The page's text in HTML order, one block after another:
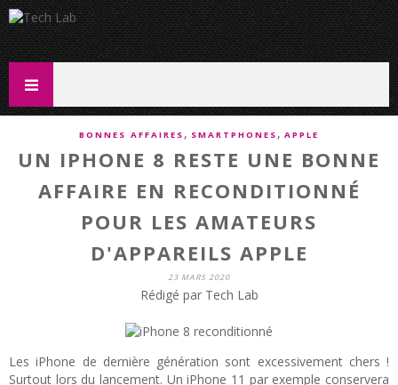
BONNES AFFAIRES , SMARTPHONES , APPLE
UN IPHONE 8 RESTE UNE BONNE
AFFAIRE EN RECONDITIONNÉ
POUR LES AMATEURS
D'APPAREILS APPLE
23 MARS 2020
Rédigé par Tech Lab
Les iPhone de dernière génération sont excessivement chers !
Surtout lors du lancement. Un iPhone 11 par exemple conservera